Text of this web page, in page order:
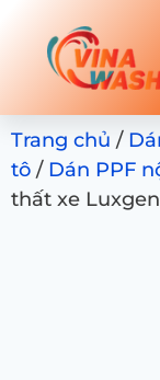
Trang chủ /
tô / Dán PPF
thất xe